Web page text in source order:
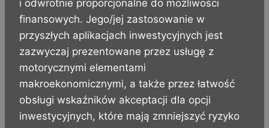
i odwrotnie proporcjonalne do możliwości
finansowych. Jego/jej zastosowanie w
przyszłych aplikacjach inwestycyjnych jest
zazwyczaj prezentowane przez usługę z
motorycznymi elementami
makroekonomicznymi, a także przez łatwość
obsługi wskaźników akceptacji dla opcji
inwestycyjnych, które mają zmniejszyć ryzyko